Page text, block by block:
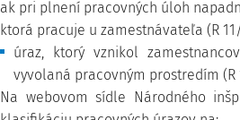
ak pri plnení pracovných úloh
ktorá pracuje u zamestnávateľa (R
úraz, ktorý vznikol
vyvolaná pracovným prostredím (R
Na webovom sídle Národného